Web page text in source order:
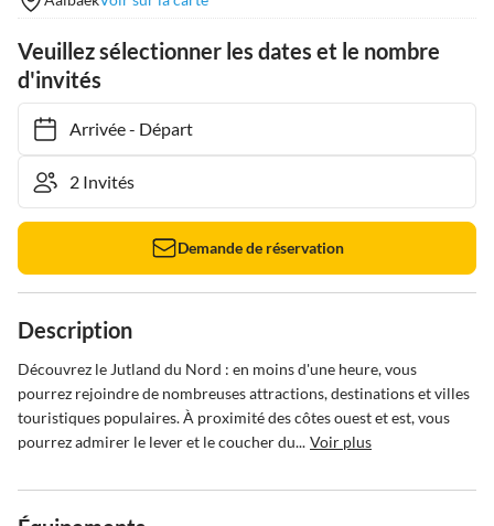
Veuillez sélectionner les dates et le nombre
d'invités
Arrivée- Départ
Demande de réservation
Description
Découvrez le Jutland du Nord : en moins d'une heure, vous
pourrez rejoindre de nombreuses attractions, destinations et villes
touristiques populaires. À proximité des côtes ouest et est, vous
pourrez admirer le lever et le coucher du... Voir plus